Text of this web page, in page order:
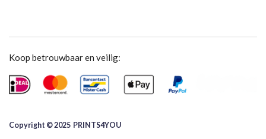
Koop betrouwbaar en veilig:
Copyright © 2025 ​PRINTS4YOU